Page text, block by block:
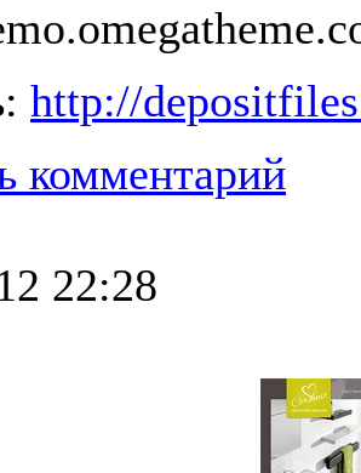
: http://
комментарий
22:28